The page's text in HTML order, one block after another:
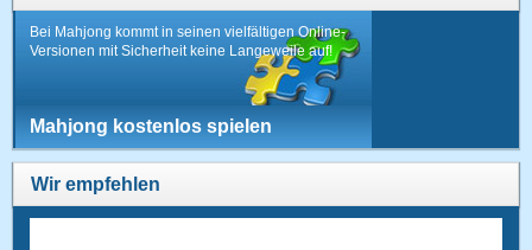
Bei Mahjong kommt in seinen vielfältigen Online-
Versionen mit Sicherheit keine Langeweile auf!
Mahjong kostenlos spielen
Wir empfehlen